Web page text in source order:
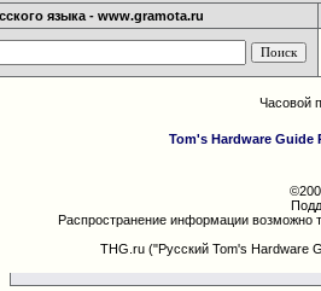
языка - www.gramota.ru
Часовой
Tom's Hardware Guide
Распространение информации возможно
THG.ru ("Русский Tom's Hardware